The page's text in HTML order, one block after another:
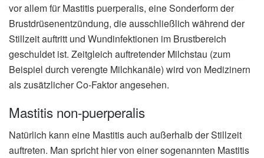
vor allem für Mastitis puerperalis, eine Sonderform der
Brustdrüsenentzündung, die ausschließlich während der
Stillzeit auftritt und Wundinfektionen im Brustbereich
geschuldet ist. Zeitgleich auftretender Milchstau (zum
Beispiel durch verengte Milchkanäle) wird von Medizinern
als zusätzlicher Co-Faktor angesehen.
Mastitis non-puerperalis
Natürlich kann eine Mastitis auch außerhalb der Stillzeit
auftreten. Man spricht hier von einer sogenannten Mastitis